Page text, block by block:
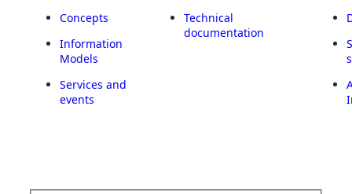
Concepts
Information
Models
Services and
events
Technical
documentation